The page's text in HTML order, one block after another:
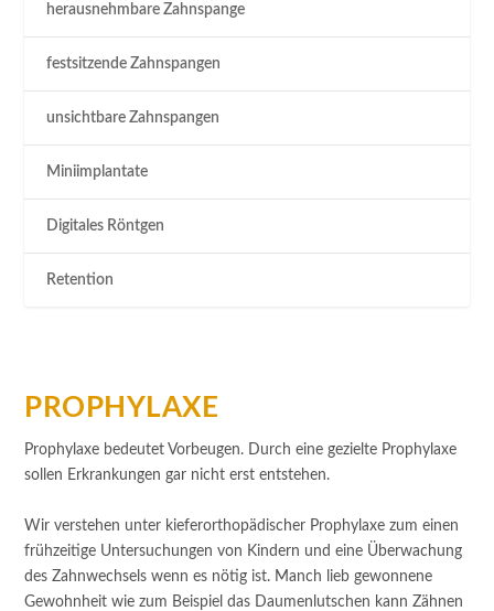
herausnehmbare Zahnspange
festsitzende Zahnspangen
unsichtbare Zahnspangen
Miniimplantate
Digitales Röntgen
Retention
PROPHYLAXE
Prophylaxe bedeutet Vorbeugen. Durch eine gezielte Prophylaxe
sollen Erkrankungen gar nicht erst entstehen.
Wir verstehen unter kieferorthopädischer Prophylaxe zum einen
frühzeitige Untersuchungen von Kindern und eine Überwachung
des Zahnwechsels wenn es nötig ist. Manch lieb gewonnene
Gewohnheit wie zum Beispiel das Daumenlutschen kann Zähnen